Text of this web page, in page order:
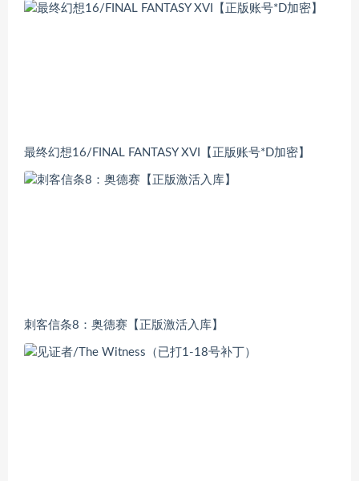
最终幻想16/FINAL FANTASY XVI【正版账号*D加密】
刺客信条8：奥德赛【正版激活入库】